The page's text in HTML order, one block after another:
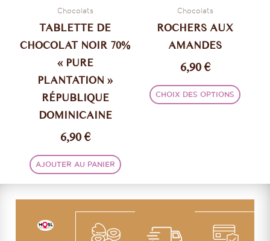
Chocolats
TABLETTE DE
CHOCOLAT NOIR 70%
« PURE
PLANTATION »
RÉPUBLIQUE
DOMINICAINE
6,90€
AJOUTER AU PANIER
Chocolats
ROCHERS AUX
AMANDES
6,90€
CHOIX DES OPTIONS